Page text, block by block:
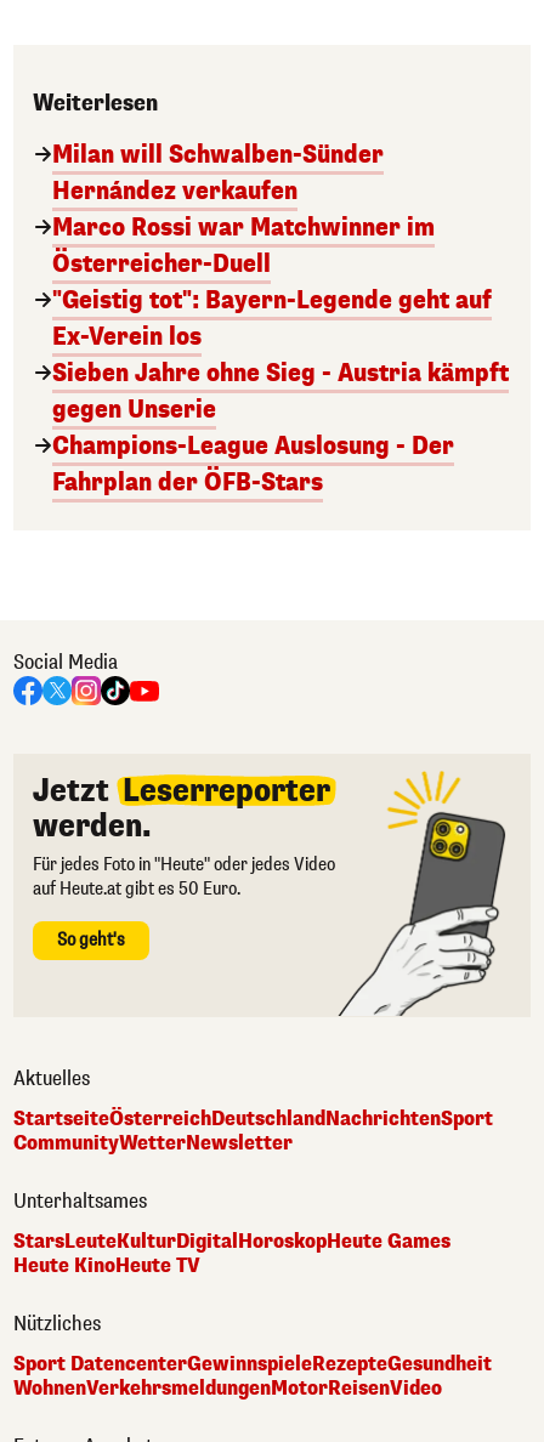
Weiterlesen
Milan will Schwalben-Sünder
Hernández verkaufen
Marco Rossi war Matchwinner im
Österreicher-Duell
"Geistig tot": Bayern-Legende geht auf
Ex-Verein los
Sieben Jahre ohne Sieg - Austria kämpft
gegen Unserie
Champions-League Auslosung - Der
Fahrplan der ÖFB-Stars
Social Media
Jetzt Leserreporter
werden.
Für jedes Foto in "Heute" oder jedes Video
auf Heute.at gibt es 50 Euro.
So geht's
Aktuelles
StartseiteÖsterreichDeutschlandNachrichtenSport
CommunityWetterNewsletter
Unterhaltsames
StarsLeuteKulturDigital HoroskopHeute Games
Heute KinoHeute TV
Nützliches
Sport DatencenterGewinnspieleRezepteGesundheit
WohnenVerkehrsmeldungenMotorReisenVideo